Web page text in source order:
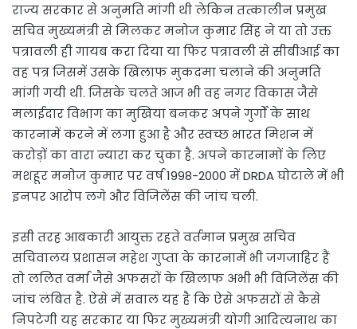
राज्य सरकार से अनुमति मांगी थी लेकिन तत्कालीन प्रमुख
सचिव मुख्यमंत्री से मिलकर मनोज कुमार सिंह ने या तो उक्त
पत्रावली ही गायब करा दिया या फिर पत्रावली से सीबीआई का
वह पत्र जिसमें उसके खिलाफ मुकदमा चलाने की अनुमति
मांगी गयी थी. जिसके चलते आज भी वह नगर विकास जैसे
मलाईदार विभाग का मुखिया बनकर अपने गुर्गों के साथ
कारनामें करने में लगा हुआ है और स्वच्छ भारत मिशन में
करोड़ों का वारा न्यारा कर चुका है. अपने कारनामों के लिए
मशहूर मनोज कुमार पर वर्ष 1998-2000 में DRDA घोटाले में भी
इनपर आरोप लगे और विजिलेंस की जांच चली.
इसी तरह आबकारी आयुक्त रहते वर्तमान प्रमुख सचिव
सचिवालय प्रशासन महेश गुप्ता के कारनामें भी जगजाहिर हैं
तो ललित वर्मा जैसे अफसरों के खिलाफ अभी भी विजिलेंस की
जांच लंबित है. ऐसे में सवाल यह है कि ऐसे अफसरों से कैसे
निपटेगी यह सरकार या फिर मुख्यमंत्री योगी आदित्यनाथ का